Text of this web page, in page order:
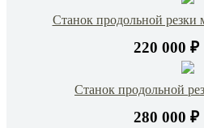
Станок продольной
220 000 ₽
Станок продольной
280 000 ₽